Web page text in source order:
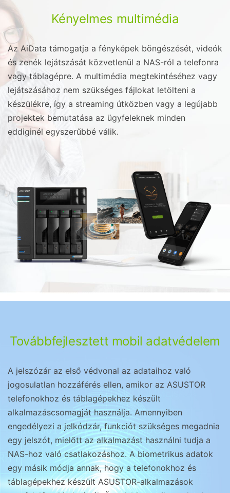
Kényelmes multimédia
Az AiData támogatja a fényképek böngészését, videók
és zenék lejátszását közvetlenül a NAS-ról a telefonra
vagy táblagépre. A multimédia megtekintéséhez vagy
lejátszásához nem szükséges fájlokat letölteni a
készülékre, így a streaming útközben vagy a legújabb
projektek bemutatása az ügyfeleknek minden
eddiginél egyszerűbbé válik.
Továbbfejlesztett mobil adatvédelem
A jelszózár az első védvonal az adataihoz való
jogosulatlan hozzáférés ellen, amikor az ASUSTOR
telefonokhoz és táblagépekhez készült
alkalmazáscsomagját használja. Amennyiben
engedélyezi a jelkódzár, funkciót szükséges megadnia
egy jelszót, mielőtt az alkalmazást használni tudja a
NAS-hoz való csatlakozáshoz. A biometrikus adatok
egy másik módja annak, hogy a telefonokhoz és
táblagépekhez készült ASUSTOR-alkalmazások